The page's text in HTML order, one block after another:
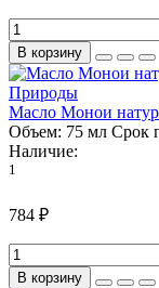
В корзину
Масло Монои
Объем: 75 мл Срок
Наличие:
1
784 ₽
В корзину